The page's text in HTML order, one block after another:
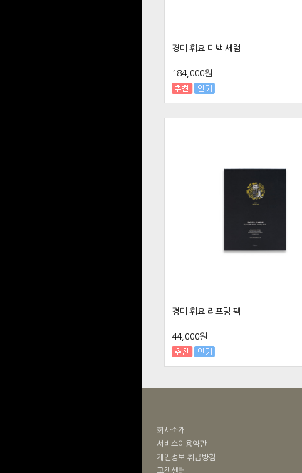
경미 휘요 미백 세럼
184,000원
경미 휘요 리프팅 팩
44,000원
회사소개
서비스이용약관
개인정보 취급방침
고객센터